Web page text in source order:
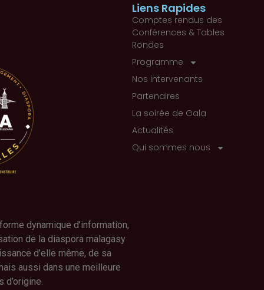
dynamique d’information,
de la diaspora malagasy
d’elle même, de sa
aussi dans une meilleure
d’origine.
Liens Rapides
Comptes rendus des
Conférences & Tables
Rondes
Programme
Nos intervenants
Partenaires
La soirée de Gala
Actualités
Qui sommes nous